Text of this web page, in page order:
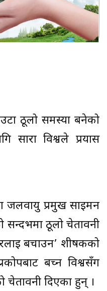
ठूलो समस्या बनेको
विश्वले प्रयास
जलवायु प्रमुख साइमन
ठूलो चेतावनी
बचाउन’ शीर्षकको
बच्न विश्वसँग
चेतावनी दिएका हुन् ।